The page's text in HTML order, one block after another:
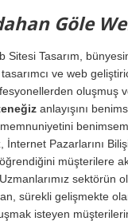
Göle
Sitesi Tasarım,
ve web
oluşmuş
anlayışını
İnternet Pazarlarını
müşterilere
sektörün
sürekli gelişmekte
isteyen